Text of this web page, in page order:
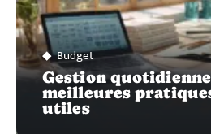
Budget
Gestion
meilleures
utiles